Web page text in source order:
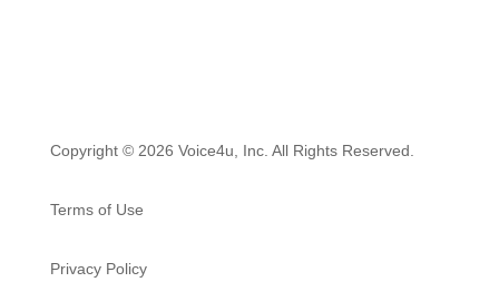
Copyright © 2026 Voice4u, Inc. All Rights Reserved.
Terms of Use
Privacy Policy